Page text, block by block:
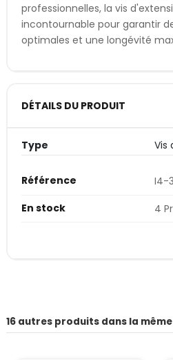
professionnelles, la vis
incontournable pour garantir
optimales et une longévité
DÉTAILS DU PRODUIT
Type Vis
Référence
I4-3
En stock
4
16 autres produits dans la